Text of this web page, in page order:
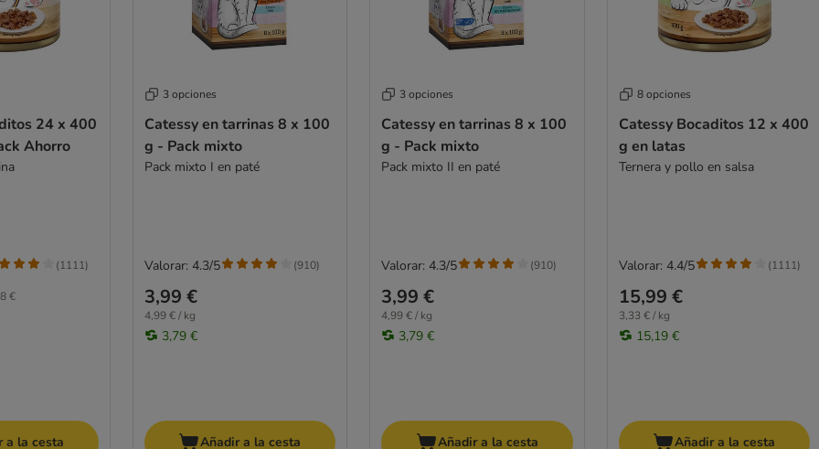
24 x 400
Ahorro
€
(1111)
a la cesta
3 opciones
Catessy en tarrinas 8 x 100
g - Pack mixto
Pack mixto I en paté
3,99 €
4,99 € / kg
3,79 €
Valorar: 4.3/5 (910)
Añadir a la cesta
3 opciones
Catessy en tarrinas 8 x 100
g - Pack mixto
Pack mixto II en paté
3,99 €
4,99 € / kg
3,79 €
Valorar: 4.3/5 (910)
Añadir a la cesta
8 opciones
Catessy Bocaditos 12 x 400
g en latas
Ternera y pollo en salsa
15,99 €
3,33 € / kg
15,19 €
Valorar: 4.4/5 (1111)
Añadir a la cesta